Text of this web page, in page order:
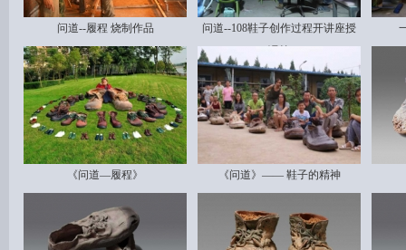
问道--履程 烧制作品
问道--108鞋子创作过程开讲座授
《问道—履程》 《问道》—— 鞋子的精神